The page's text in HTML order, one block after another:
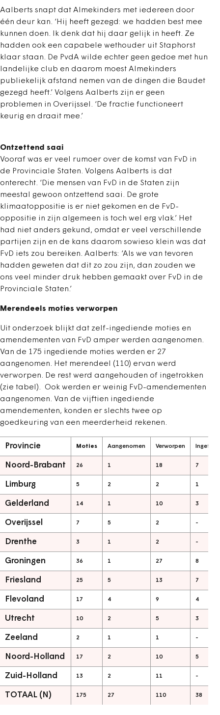
Aalberts snapt dat Almekinders met iedereen door
één deur kan. ‘Hij heeft gezegd: we hadden best mee
kunnen doen. Ik denk dat hij daar gelijk in heeft. Ze
hadden ook een capabele wethouder uit Staphorst
klaar staan. De PvdA wilde echter geen gedoe met hun
landelijke club en daarom moest Almekinders
publiekelijk afstand nemen van de dingen die Baudet
gezegd heeft.’ Volgens Aalberts zijn er geen
problemen in Overijssel. ‘De fractie functioneert
keurig en draait mee.’
Ontzettend saai
Vooraf was er veel rumoer over de komst van FvD in
de Provinciale Staten. Volgens Aalberts is dat
onterecht. ‘Die mensen van FvD in de Staten zijn
meestal gewoon ontzettend saai. De grote
klimaatoppositie is er niet gekomen en de FvD-
oppositie in zijn algemeen is toch wel erg vlak.’ Het
had niet anders gekund, omdat er veel verschillende
partijen zijn en de kans daarom sowieso klein was dat
FvD iets zou bereiken. Aalberts: ‘Als we van tevoren
hadden geweten dat dit zo zou zijn, dan zouden we
ons veel minder druk hebben gemaakt over FvD in de
Provinciale Staten.’
Merendeels moties verworpen
Uit onderzoek blijkt dat zelf-ingediende moties en
amendementen van FvD amper werden aangenomen.
Van de 175 ingediende moties werden er 27
aangenomen. Het merendeel (110) ervan werd
verworpen. De rest werd aangehouden of ingetrokken
(zie tabel). Ook werden er weinig FvD-amendementen
aangenomen. Van de vijftien ingediende
amendementen, konden er slechts twee op
goedkeuring van een meerderheid rekenen.
Provincie Moties Aangenomen Verworpen
Noord-Brabant 26 1 18 7
Limburg 5 2 2 1
Gelderland 14 1 10 3
Overijssel 7 5 2 -
Drenthe 3 1 2 -
Groningen 36 1 27 8
Friesland 25 5 13 7
Flevoland 17 4 9 4
Utrecht 10 2 5 3
Zeeland 2 1 1 -
Noord-Holland 17 2 10 5
Zuid-Holland 13 2 11 -
TOTAAL (N) 175 27 110 38